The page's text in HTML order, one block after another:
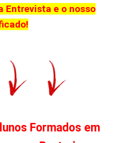
Entrevista e o nosso
Formados em